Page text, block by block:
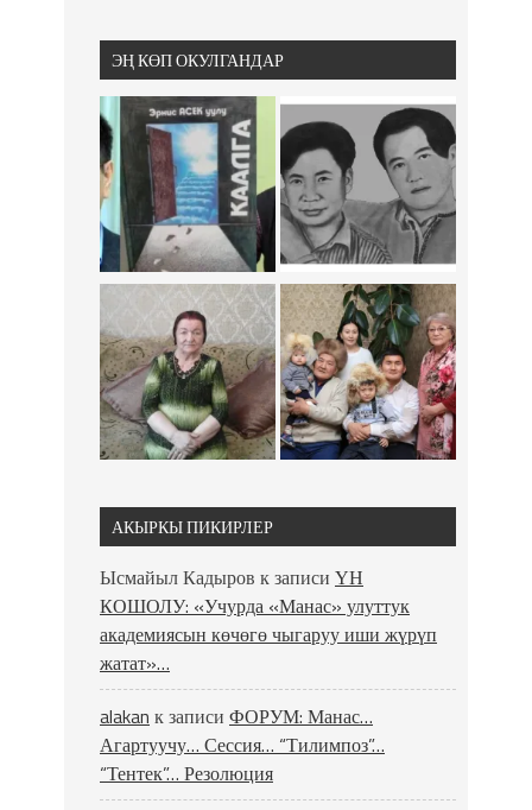
ЭҢ КӨП ОКУЛГАНДАР
АКЫРКЫ ПИКИРЛЕР
Ысмайыл Кадыров к записи ҮН
КОШОЛУ: «Учурда «Манас» улуттук
академиясын көчөгө чыгаруу иши жүрүп
жатат»…
alakan к записи ФОРУМ: Манас…
Агартуучу… Сессия… “Тилимпоз”…
“Тентек”… Резолюция